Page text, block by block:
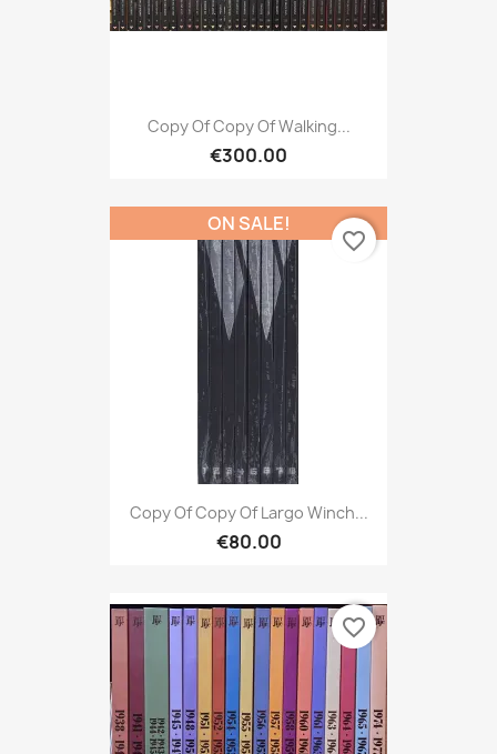
Copy Of Copy Of Walking...
€300.00
Copy Of Copy Of Largo Winch...
€80.00
ON SALE!
favorite_border
favorite_border